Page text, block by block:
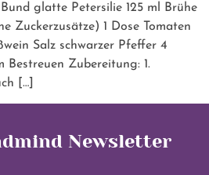
glatte Petersilie 125 ml Brühe
Zuckerzusätze) 1 Dose Tomaten
Salz schwarzer Pfeffer 4
Bestreuen Zubereitung: 1.
[…]
Newsletter